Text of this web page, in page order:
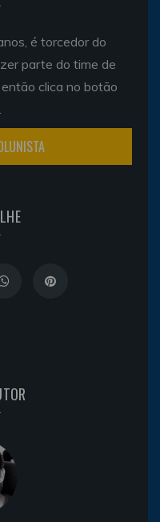
é torcedor do
parte do time de
clica no botão